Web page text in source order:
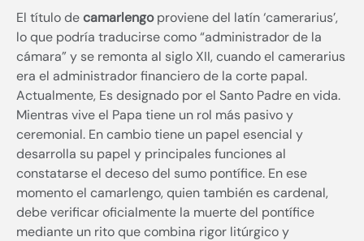
El título decamarlengoproviene del latín ‘camerarius’,
lo que podría traducirse como “administrador de la
cámara” y se remonta al siglo XII, cuando el camerarius
era el administrador financiero de la corte papal.
Actualmente, Es designado por el Santo Padre en vida.
Mientras vive el Papa tiene un rol más pasivo y
ceremonial. En cambio tiene un papel esencial y
desarrolla su papel y principales funciones al
constatarse el deceso del sumo pontífice. En ese
momento el camarlengo, quien también es cardenal,
debe verificar oficialmente la muerte del pontífice
mediante un rito que combina rigor litúrgico y